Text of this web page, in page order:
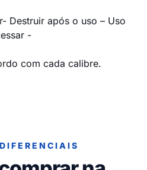
Destruir após o uso – Uso
-
com cada calibre.